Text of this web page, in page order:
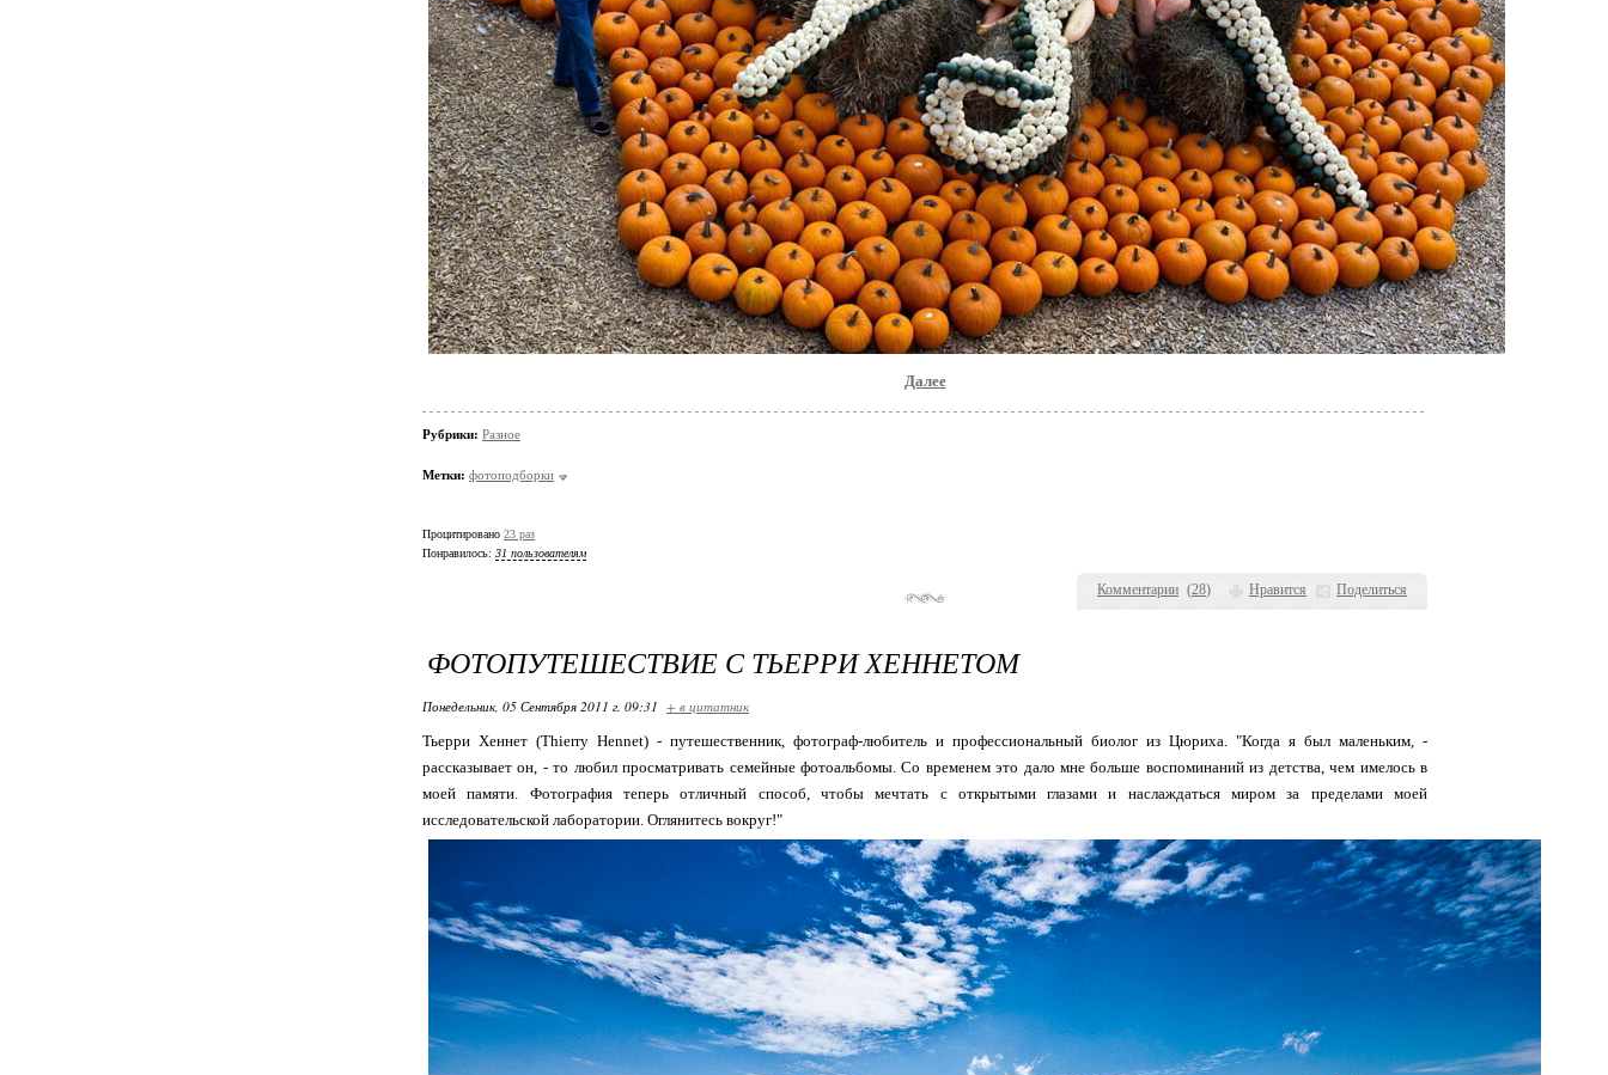
Комментарии (28) Нравится Поделиться
Далее
Рубрики: Разное
Метки: фотоподборки
Процитировано 23 раз
Понравилось: 31 пользователям
ФОТОПУТЕШЕСТВИЕ С ТЬЕРРИ ХЕННЕТОМ
Понедельник, 05 Сентября 2011 г. 09:31 + в цитатник
Тьерри Хеннет (Thierry Hennet) - путешественник, фотограф-любитель и профессиональный биолог из Цюриха. "Когда я был маленьким, -
рассказывает он, - то любил просматривать семейные фотоальбомы. Со временем это дало мне больше воспоминаний из детства, чем имелось в
моей памяти. Фотография теперь отличный способ, чтобы мечтать с открытыми глазами и наслаждаться миром за пределами моей
исследовательской лаборатории. Оглянитесь вокруг!"